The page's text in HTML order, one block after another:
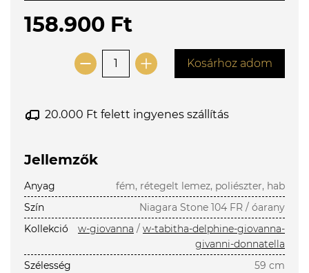
158.900 Ft
Kosárhoz adom
20.000 Ft felett ingyenes szállítás
Jellemzők
Anyag
fém, rétegelt lemez, poliészter, hab
Szín
Niagara Stone 104 FR / óarany
Kollekció
w-giovanna / w-tabitha-delphine-giovanna-
givanni-donnatella
Szélesség
59 cm